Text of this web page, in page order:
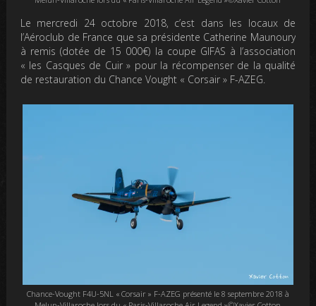
Le mercredi 24 octobre 2018, c’est dans les locaux de
l’Aéroclub de France que sa présidente Catherine Maunoury
à remis (dotée de 15 000€) la coupe GIFAS à l’association
« les Casques de Cuir » pour la récompenser de la qualité
de restauration du Chance Vought « Corsair » F-AZEG.
Chance-Vought F4U-5NL « Corsair » F-AZEG présenté le 8 septembre 2018 à